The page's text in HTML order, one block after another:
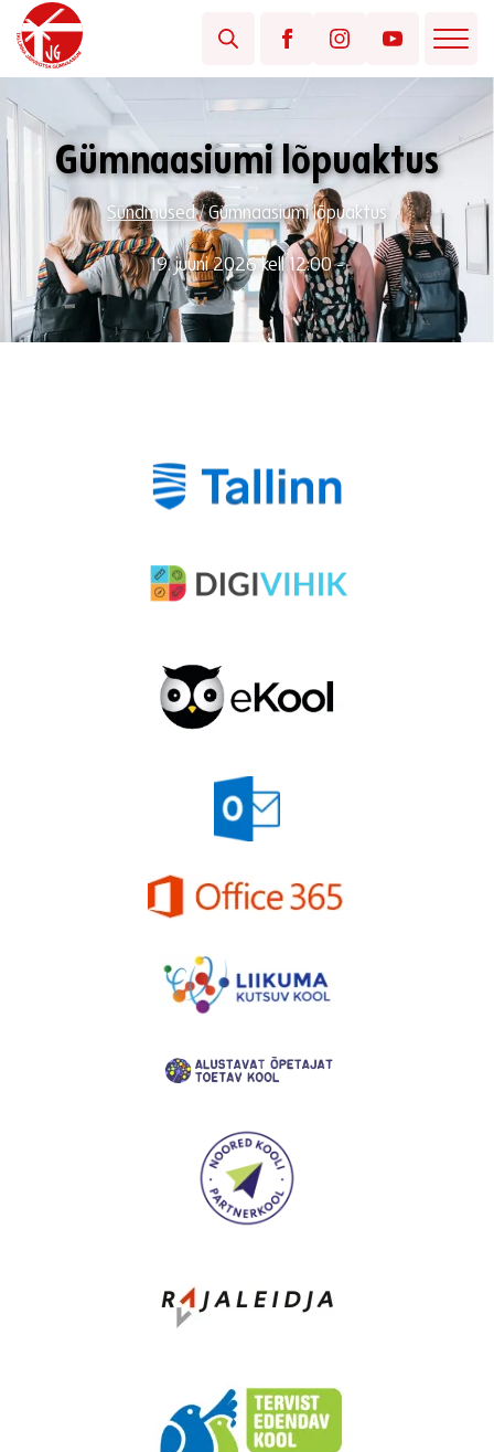
Gümnaasiumi lõpuaktus
Sündmused/Gümnaasiumi lõpuaktus
19. juuni 2026 kell 12:00 -